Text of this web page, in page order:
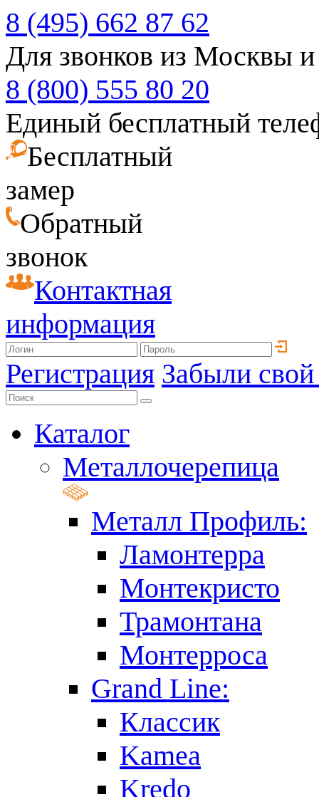
8 (495) 662 87 62
Для звонков из Москвы
8 (800) 555 80 20
Единый бесплатный
Бесплатный
замер
Обратный
звонок
Контактная
информация
Регистрация Забыли
Каталог
Металлочерепица
Металл Профиль:
Ламонтерра
Монтекристо
Трамонтана
Монтерроса
Grand Line:
Классик
Kamea
Kredo